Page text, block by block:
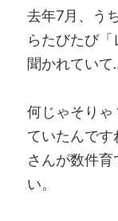
去年7月、う
らたびたび
聞かれていて
何じゃそりゃ
ていたんで
さんが数件
い。